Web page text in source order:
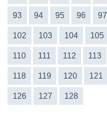
93 94 95 96 97
102 103 104 105
110 111 112 113
118 119 120 121
126 127 128